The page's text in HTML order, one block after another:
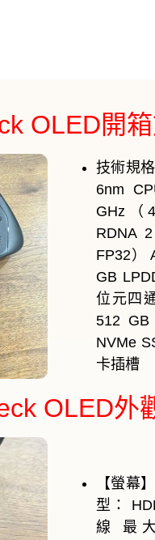
OLED開
技術規
6nm
GHz（
RDNA
FP32）
GB
位元四
512 GB
NVMe
卡插槽
OLED外
【螢幕
型：
線 最